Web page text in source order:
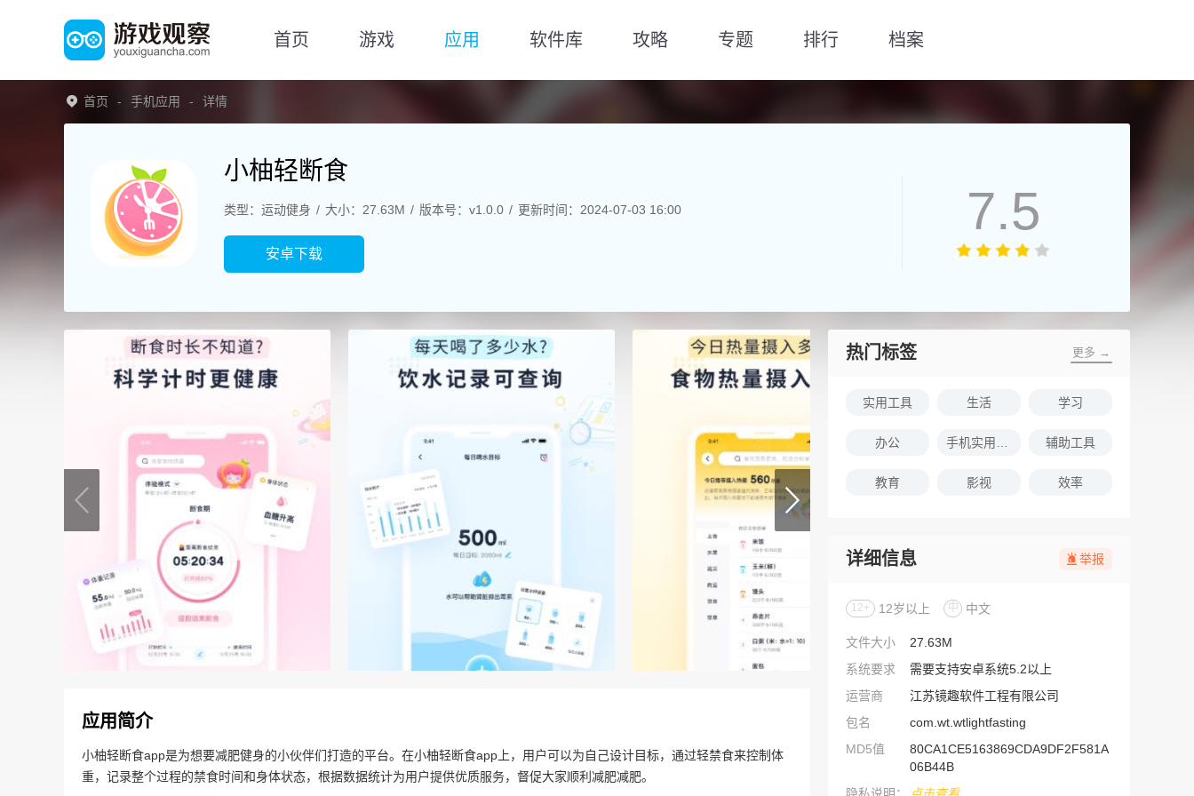
首页 游戏 应用 软件库 攻略 专题 排行 档案
首页 手机应用 详情
小柚轻断食
类型：运动健身 大小：27.63M 版本号：v1.0.0 更新时间：2024-07-03 16:00
安卓下载
7.5
应用简介
小柚轻断食app是为想要减肥健身的小伙伴们打造的平台。在小柚轻断食app上，用户可以为自己设计目标，通过轻禁食来控制体
重，记录整个过程的禁食时间和身体状态，根据数据统计为用户提供优质服务，督促大家顺利减肥减肥。
热门标签 更多 →
实用工具 生活 学习
办公 辅助工具
教育 影视 效率
详细信息 举报
12+ 12岁以上 中 中文
文件大小
27.63M
系统要求
需要支持安卓系统5.2以上
运营商
江苏镜趣软件工程有限公司
包名
com.wt.wtlightfasting
MD5值
80CA1CE5163869CDA9DF2F581A
06B44B